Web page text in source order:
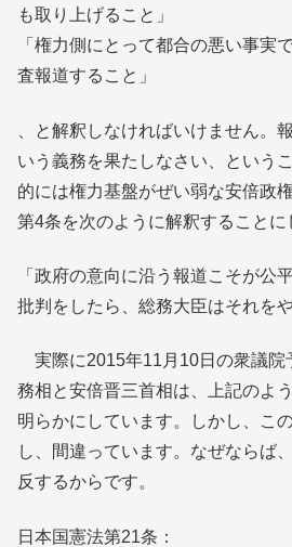
も取り上げること」
「権力側にとって都合の悪い事実
査報道すること」
、と解釈しなければいけません。
いう義務を果たしなさい、という
的には権力基盤がぜい弱な安倍政
第4条を次のように解釈することに
「政府の意向に沿う報道こそが公
批判をしたら、総務大臣はそれを
実際に2015年11月10日の衆議院
務相と安倍晋三首相は、上記のよ
明らかにしています。しかし、こ
し、間違っています。なぜならば
反するからです。
日本国憲法第21条：